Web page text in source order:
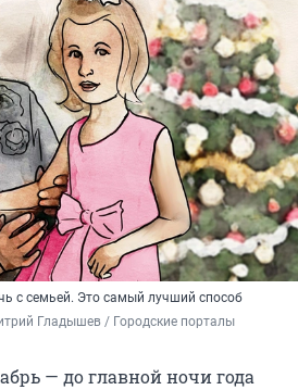
с семьей. Это самый лучший способ
Гладышев / Городские порталы
— до главной ночи года